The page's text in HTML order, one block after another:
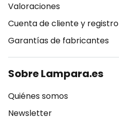
Valoraciones
Cuenta de cliente y registro
Garantías de fabricantes
Sobre Lampara.es
Quiénes somos
Newsletter